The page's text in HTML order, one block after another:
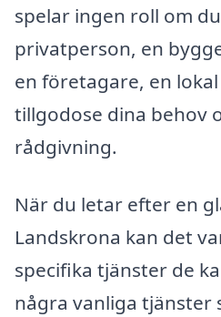
spelar ingen roll om
privatperson, en
en företagare, en
tillgodose dina behov
rådgivning.
När du letar efter en
Landskrona kan det
specifika tjänster de
några vanliga tjänster